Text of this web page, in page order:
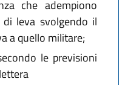
che adempiono
leva svolgendo il
a quello militare;
le previsioni